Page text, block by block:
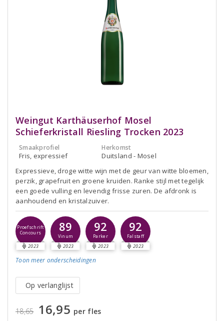
Weingut Karthäuserhof Mosel
Schieferkristall Riesling Trocken 2023
Smaakprofiel
Fris, expressief
Herkomst
Duitsland - Mosel
Expressieve, droge witte wijn met de geur van witte bloemen,
perzik, grapefruit en groene kruiden. Ranke stijl met tegelijk
een goede vulling en levendig frisse zuren. De afdronk is
aanhoudend en kristalzuiver.
Proefschrift
Concours
2023
89
Vinum
2023
92
Parker
2023
92
Falstaff
2023
Toon meer onderscheidingen
Op verlanglijst
18,65 16,95 per fles